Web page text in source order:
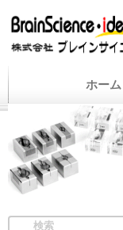
ホーム